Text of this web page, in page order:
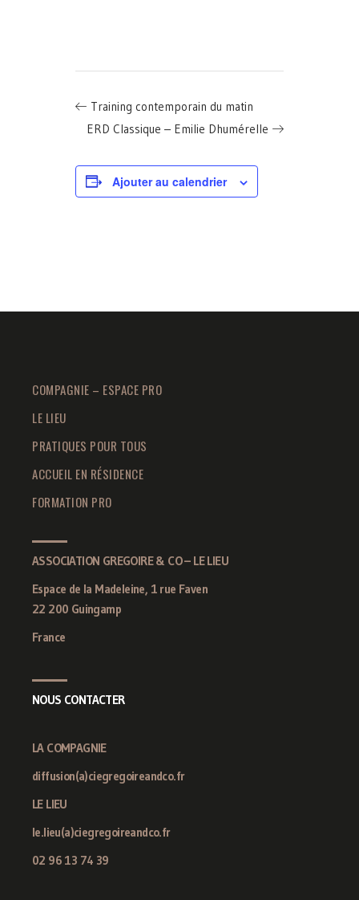
Training contemporain du matin
ERD Classique – Emilie Dhumérelle
Ajouter au calendrier
COMPAGNIE – ESPACE PRO
LE LIEU
PRATIQUES POUR TOUS
ACCUEIL EN RÉSIDENCE
FORMATION PRO
ASSOCIATION GREGOIRE & CO – LE LIEU
Espace de la Madeleine, 1 rue Faven
22 200 Guingamp
France
NOUS CONTACTER
LA COMPAGNIE
diffusion(a)ciegregoireandco.fr
LE LIEU
le.lieu(a)ciegregoireandco.fr
02 96 13 74 39